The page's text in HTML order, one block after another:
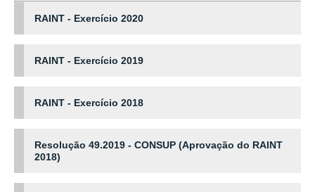
RAINT - Exercício 2020
RAINT - Exercício 2019
RAINT - Exercício 2018
Resolução 49.2019 - CONSUP (Aprovação do RAINT
2018)